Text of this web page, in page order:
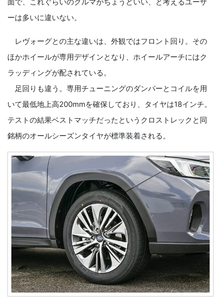
ーは多いに違いない。
レヴォーグとの主な違いは、外観ではフロント回り。その
ほかホイールが専用デザインとなり、ホイールアーチにはク
ラッディングが配されている。
足回りも違う。専用チューニングのダンパーとコイルを用
いて最低地上高200mmを確保しており、タイヤは18インチ。
テストの結果ベストマッチだったというクロストレックと同
銘柄のオールシーズンタイヤが標準装着される。